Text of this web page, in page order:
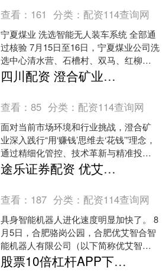
查看： 161 分类： 配资114查询网
宁夏煤业 洗选智能无人装车系统 全部通
过核验 7月15日至16日，宁夏煤业公司洗
选中心清水营、石槽村、双马、红柳、
金凤、太西等6座洗煤厂智能无人装车系
统顺利通过....
四川配资 澄合矿业如何创新破局让“钱”生“钱”
查看：85 分类： 配资114查询网
面对当前市场环境和行业挑战，澄合矿
业深入践行“用‘赚钱’思维去‘花钱’”理念，
通过精细化管控、技术革新与精准投资
三大核心举措，实现从“花钱办事”向“花
钱生钱”的....
途乐证券配资 优艾智合联合创始人赵万秋：轮式机器人能完成工厂中七成任务，但复杂场景仍需双足机器人
查看： 187 分类： 配资114查询网
具身智能机器人进化速度明显加快了。 8
月5日，合肥骆岗公园，合肥优艾智合智
能机器人有限公司（以下简称优艾智
合）联合优艾智合—西安交大具身智能
机器人研究院，推出“....
股票10倍杠杆APP下载 继《哪吒2》到《浪浪山》，这家成立不足一年的公司，如何两次踩中冷门爆款？